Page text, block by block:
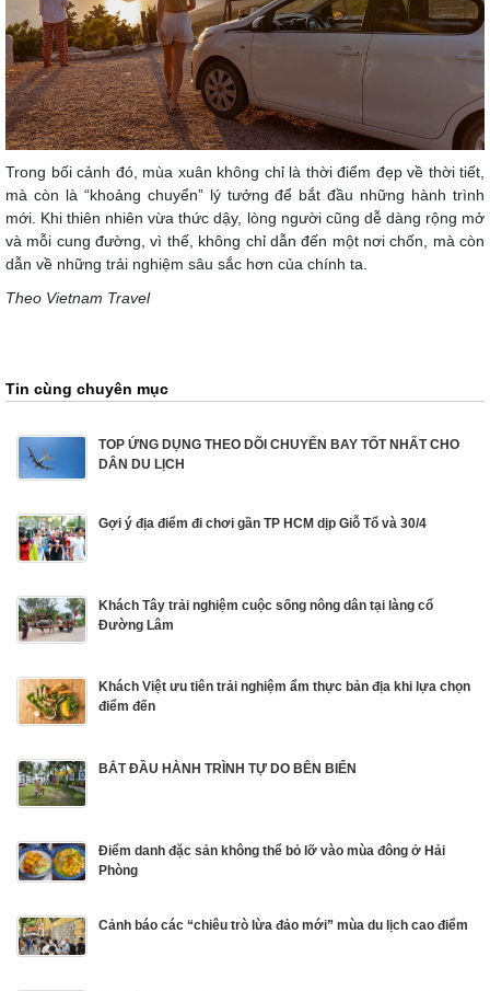
Trong bối cảnh đó, mùa xuân không chỉ là thời điểm đẹp về thời tiết,
mà còn là “khoảng chuyển” lý tưởng để bắt đầu những hành trình
mới. Khi thiên nhiên vừa thức dậy, lòng người cũng dễ dàng rộng mở
và mỗi cung đường, vì thế, không chỉ dẫn đến một nơi chốn, mà còn
dẫn về những trải nghiệm sâu sắc hơn của chính ta.
Theo Vietnam Travel
Tin cùng chuyên mục
TOP ỨNG DỤNG THEO DÕI CHUYẾN BAY TỐT NHẤT CHO
DÂN DU LỊCH
Gợi ý địa điểm đi chơi gần TP HCM dịp Giỗ Tổ và 30/4
Khách Tây trải nghiệm cuộc sống nông dân tại làng cổ
Đường Lâm
Khách Việt ưu tiên trải nghiệm ẩm thực bản địa khi lựa chọn
điểm đến
BẮT ĐẦU HÀNH TRÌNH TỰ DO BÊN BIỂN
Điểm danh đặc sản không thể bỏ lỡ vào mùa đông ở Hải
Phòng
Cảnh báo các “chiêu trò lừa đảo mới” mùa du lịch cao điểm